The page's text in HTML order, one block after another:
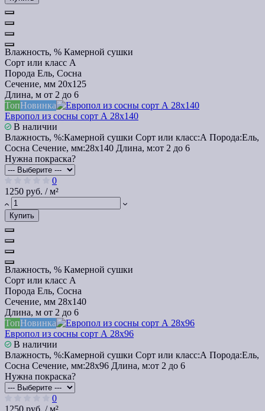
Влажность, % Камерной сушки
Сорт или класс А
Порода Ель, Сосна
Сечение, мм 20x125
Длина, м от 2 до 6
ТопНовинка
Европол из сосны сорт А 28х140
В наличии
Влажность, %:Камерной сушки Сорт или класс:А Порода:Ель,
Сосна Сечение, мм:28x140 Длина, м:от 2 до 6
Нужна покраска?
0
1250 руб. / м²
Купить
Влажность, % Камерной сушки
Сорт или класс А
Порода Ель, Сосна
Сечение, мм 28x140
Длина, м от 2 до 6
ТопНовинка
Европол из сосны сорт А 28х96
В наличии
Влажность, %:Камерной сушки Сорт или класс:А Порода:Ель,
Сосна Сечение, мм:28x96 Длина, м:от 2 до 6
Нужна покраска?
0
1250 руб. / м²